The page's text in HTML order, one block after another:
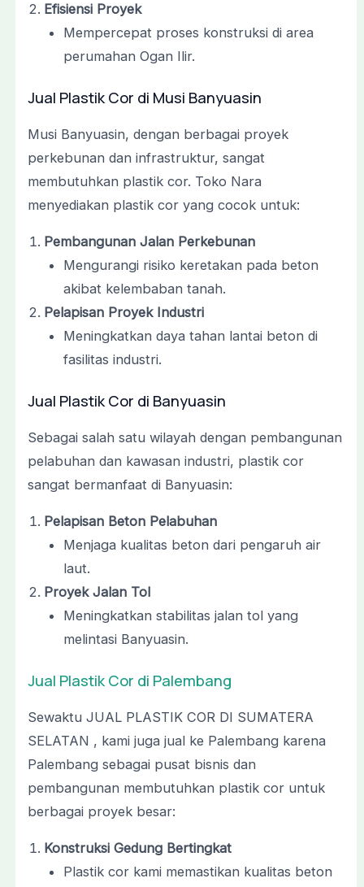
Efisiensi Proyek
Mempercepat proses konstruksi di area
perumahan Ogan Ilir.
Jual Plastik Cor di Musi Banyuasin
Musi Banyuasin, dengan berbagai proyek
perkebunan dan infrastruktur, sangat
membutuhkan plastik cor. Toko Nara
menyediakan plastik cor yang cocok untuk:
Pembangunan Jalan Perkebunan
Mengurangi risiko keretakan pada beton
akibat kelembaban tanah.
Pelapisan Proyek Industri
Meningkatkan daya tahan lantai beton di
fasilitas industri.
Jual Plastik Cor di Banyuasin
Sebagai salah satu wilayah dengan pembangunan
pelabuhan dan kawasan industri, plastik cor
sangat bermanfaat di Banyuasin:
Pelapisan Beton Pelabuhan
Menjaga kualitas beton dari pengaruh air
laut.
Proyek Jalan Tol
Meningkatkan stabilitas jalan tol yang
melintasi Banyuasin.
Jual Plastik Cor di Palembang
Sewaktu JUAL PLASTIK COR DI SUMATERA
SELATAN , kami juga jual ke Palembang karena
Palembang sebagai pusat bisnis dan
pembangunan membutuhkan plastik cor untuk
berbagai proyek besar:
Konstruksi Gedung Bertingkat
Plastik cor kami memastikan kualitas beton